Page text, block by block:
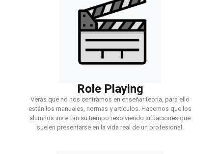
Role Playing
Verás que no nos centramos en enseñar teoría, para ello
están los manuales, normas y artículos. Hacemos que los
alumnos inviertan su tiempo resolviendo situaciones que
suelen presentarse en la vida real de un profesional.